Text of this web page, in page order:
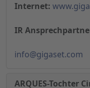
Internet:
IR
info@gigaset.com
ARQUES-Tochter